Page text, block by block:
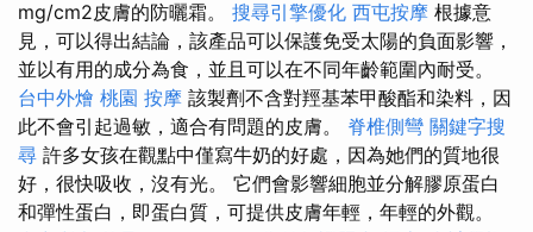
mg/cm2皮膚的防曬霜。 搜尋引擎優化 西屯按摩 根據意
見，可以得出結論，該產品可以保護免受太陽的負面影響，
並以有用的成分為食，並且可以在不同年齡範圍內耐受。
台中外燴 桃園 按摩 該製劑不含對羥基苯甲酸酯和染料，因
此不會引起過敏，適合有問題的皮膚。 脊椎側彎 關鍵字搜
尋 許多女孩在觀點中僅寫牛奶的好處，因為她們的質地很
好，很快吸收，沒有光。 它們會影響細胞並分解膠原蛋白
和彈性蛋白，即蛋白質，可提供皮膚年輕，年輕的外觀。